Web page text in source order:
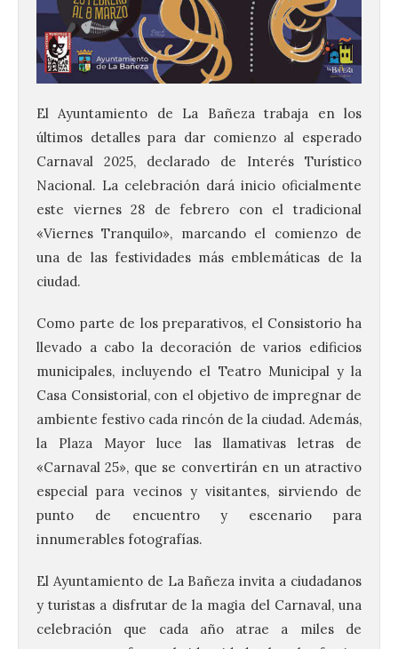
El Ayuntamiento de La Bañeza trabaja en los
últimos detalles para dar comienzo al esperado
Carnaval 2025, declarado de Interés Turístico
Nacional. La celebración dará inicio oficialmente
este viernes 28 de febrero con el tradicional
«Viernes Tranquilo», marcando el comienzo de
una de las festividades más emblemáticas de la
ciudad.
Como parte de los preparativos, el Consistorio ha
llevado a cabo la decoración de varios edificios
municipales, incluyendo el Teatro Municipal y la
Casa Consistorial, con el objetivo de impregnar de
ambiente festivo cada rincón de la ciudad. Además,
la Plaza Mayor luce las llamativas letras de
«Carnaval 25», que se convertirán en un atractivo
especial para vecinos y visitantes, sirviendo de
punto de encuentro y escenario para
innumerables fotografías.
El Ayuntamiento de La Bañeza invita a ciudadanos
y turistas a disfrutar de la magia del Carnaval, una
celebración que cada año atrae a miles de
La decimoctava fotografía
de León de…viaje nos llega
desde la sede del
Estrasburgo.
7 Ago 2026